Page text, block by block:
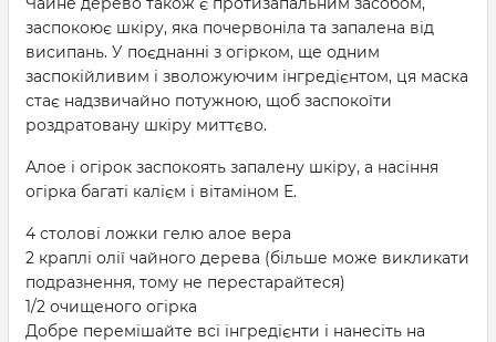
заспокоює шкіру, яка почервоніла та запалена від
висипань. У поєднанні з огірком, ще одним
заспокійливим і зволожуючим інгредієнтом, ця маска
стає надзвичайно потужною, щоб заспокоїти
роздратовану шкіру миттєво.
Алое і огірок заспокоять запалену шкіру, а насіння
огірка багаті калієм і вітаміном Е.
4 столові ложки гелю алое вера
2 краплі олії чайного дерева (більше може викликати
подразнення, тому не перестарайтеся)
1/2 очищеного огірка
Добре перемішайте всі інгредієнти і нанесіть на